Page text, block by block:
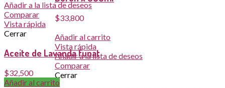
$33,800
Añadir al carrito
Vista rápida
Añadir a la lista de deseos
Comparar
Cerrar
Añadir a la lista de deseos
Comparar
Vista rápida
Cerrar
Aceite de Lavanda funat
$32,500
Añadir al carrito